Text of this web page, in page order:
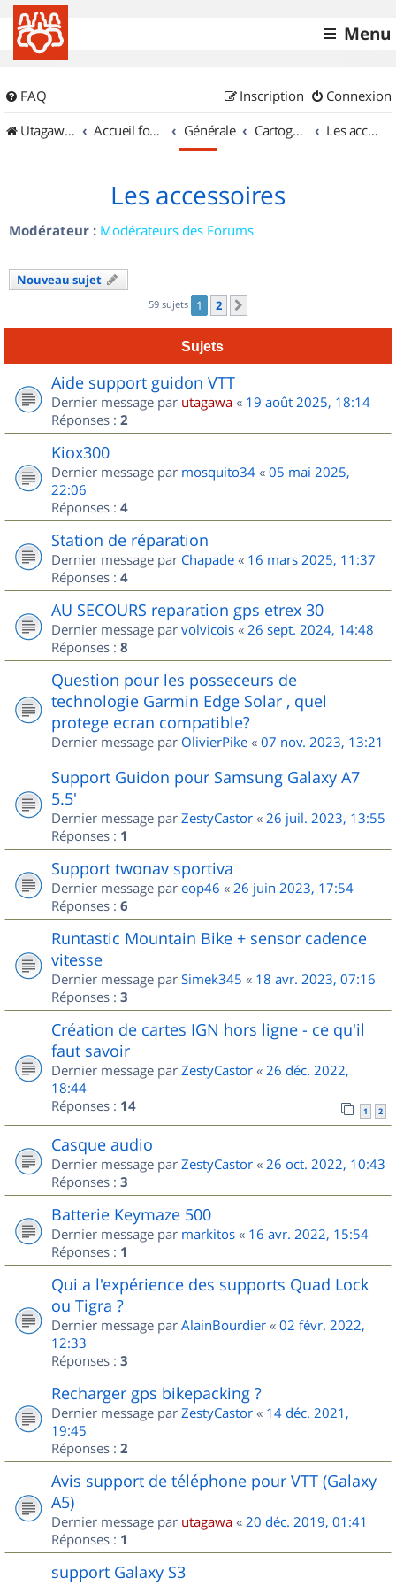
Menu
FAQ Connexion
Inscription
UtagawaVTT (Randos VTT et VTTAE avec traces GPS)
Accueil forum Générale Cartographie et GPS Les accessoires
Les accessoires
Modérateur : Modérateurs des Forums
Nouveau sujet
59 sujets 1 2
Sujets
Aide support guidon VTT
Dernier message par utagawa « 19 août 2025, 18:14
Réponses : 2
Kiox300
Dernier message par mosquito34 « 05 mai 2025,
22:06
Réponses : 4
Station de réparation
Dernier message par Chapade « 16 mars 2025, 11:37
Réponses : 4
AU SECOURS reparation gps etrex 30
Dernier message par volvicois « 26 sept. 2024, 14:48
Réponses : 8
Question pour les posseceurs de
technologie Garmin Edge Solar , quel
protege ecran compatible?
Dernier message par OlivierPike « 07 nov. 2023, 13:21
Support Guidon pour Samsung Galaxy A7
5.5'
Dernier message par ZestyCastor « 26 juil. 2023, 13:55
Réponses : 1
Support twonav sportiva
Dernier message par eop46 « 26 juin 2023, 17:54
Réponses : 6
Runtastic Mountain Bike + sensor cadence
vitesse
Dernier message par Simek345 « 18 avr. 2023, 07:16
Réponses : 3
Création de cartes IGN hors ligne - ce qu'il
faut savoir
Dernier message par ZestyCastor « 26 déc. 2022,
18:44
Réponses : 14 1 2
Casque audio
Dernier message par ZestyCastor « 26 oct. 2022, 10:43
Réponses : 3
Batterie Keymaze 500
Dernier message par markitos « 16 avr. 2022, 15:54
Réponses : 1
Qui a l'expérience des supports Quad Lock
ou Tigra ?
Dernier message par AlainBourdier « 02 févr. 2022,
12:33
Réponses : 3
Recharger gps bikepacking ?
Dernier message par ZestyCastor « 14 déc. 2021,
19:45
Réponses : 2
Avis support de téléphone pour VTT (Galaxy
A5)
Dernier message par utagawa « 20 déc. 2019, 01:41
Réponses : 1
support Galaxy S3